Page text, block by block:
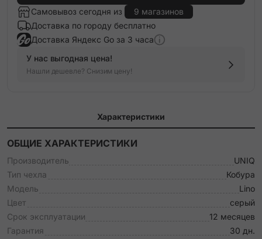
Самовывоз сегодня из
9 магазинов
Доставка по городу бесплатно
Доставка Яндекс Go за 3 часа
У нас выгодная цена!
Нашли дешевле? Снизим цену!
Характеристики
ОБЩИЕ ХАРАКТЕРИСТИКИ
Производитель
UNIQ
Тип чехла
Кобура
Модель
Lino
Цвет
серый
Срок эксплуатации
12 месяцев
Гарантия
30 дн.